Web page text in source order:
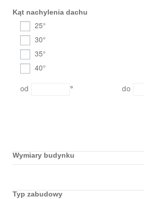
Kąt nachylenia dachu
25°
30°
35°
40°
°
Wymiary budynku
Typ zabudowy